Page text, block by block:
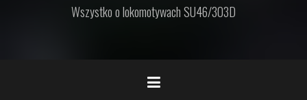
Wszystko o lokomotywach SU46/303D